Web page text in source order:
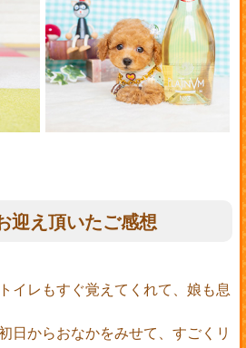
迎え頂いたご感想
イレもすぐ覚えてくれて、娘も息
日からおなかをみせて、すごくリ